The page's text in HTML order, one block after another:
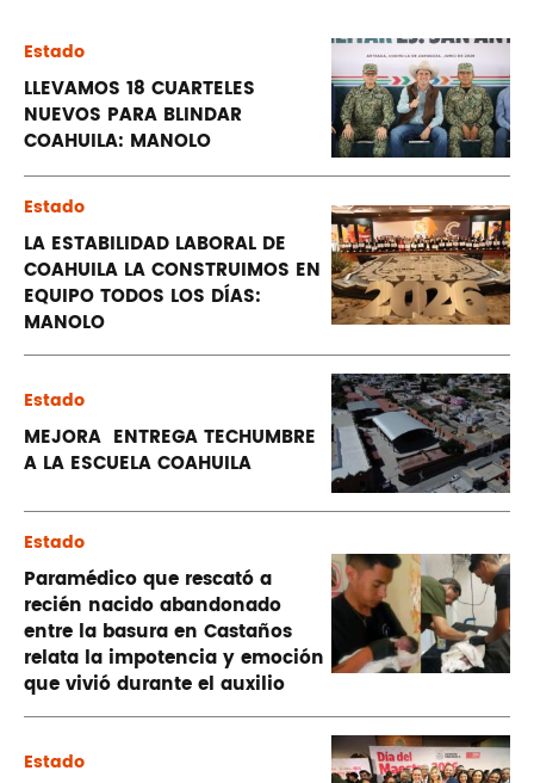
Estado
LLEVAMOS 18 CUARTELES
NUEVOS PARA BLINDAR
COAHUILA: MANOLO
Estado
LA ESTABILIDAD LABORAL DE
COAHUILA LA CONSTRUIMOS EN
EQUIPO TODOS LOS DÍAS:
MANOLO
Estado
MEJORA ENTREGA TECHUMBRE
A LA ESCUELA COAHUILA
Estado
Paramédico que rescató a
recién nacido abandonado
entre la basura en Castaños
relata la impotencia y emoción
que vivió durante el auxilio
Estado